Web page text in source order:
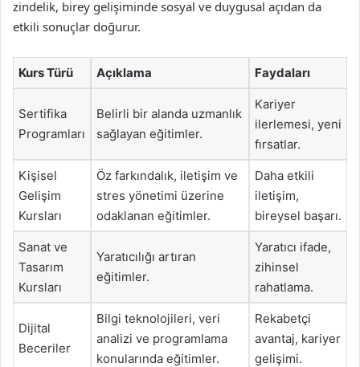
zindelik, birey gelişiminde sosyal ve duygusal açıdan da
etkili sonuçlar doğurur.
Kurs Türü Açıklama Faydaları
Sertifika
Programları
Belirli bir alanda uzmanlık
sağlayan eğitimler.
Kariyer
ilerlemesi, yeni
fırsatlar.
Kişisel
Gelişim
Kursları
Öz farkındalık, iletişim ve
stres yönetimi üzerine
odaklanan eğitimler.
Daha etkili
iletişim,
bireysel başarı.
Sanat ve
Tasarım
Kursları
Yaratıcılığı artıran
eğitimler.
Yaratıcı ifade,
zihinsel
rahatlama.
Dijital
Beceriler
Bilgi teknolojileri, veri
analizi ve programlama
konularında eğitimler.
Rekabetçi
avantaj, kariyer
gelişimi.